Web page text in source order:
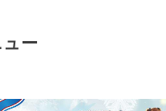
ー